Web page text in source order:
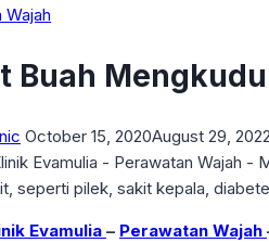
Buah
October 15, 2020August 29, 2022
Evamulia – Perawatan Wajah